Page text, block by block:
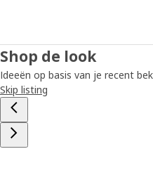
Shop de look
Ideeën op basis van je recent
Skip listing